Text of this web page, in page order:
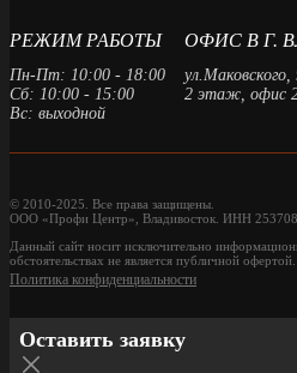
РЕЖИМ РАБОТЫ
Пн-Пт: 10:00 - 18:00
Сб: 10:00 - 15:00
Вс: выходной
ОФИС В Г.
ул.Маковского,
2 этаж, офис
© 2010-2025. Все права защищены.
ООО «Профи Центр», Владивосток. ИНН
Данный сайт носит исключительно
обстоятельствах не является публичной офертой.
Политика конфиденциальности
Оставить заявку